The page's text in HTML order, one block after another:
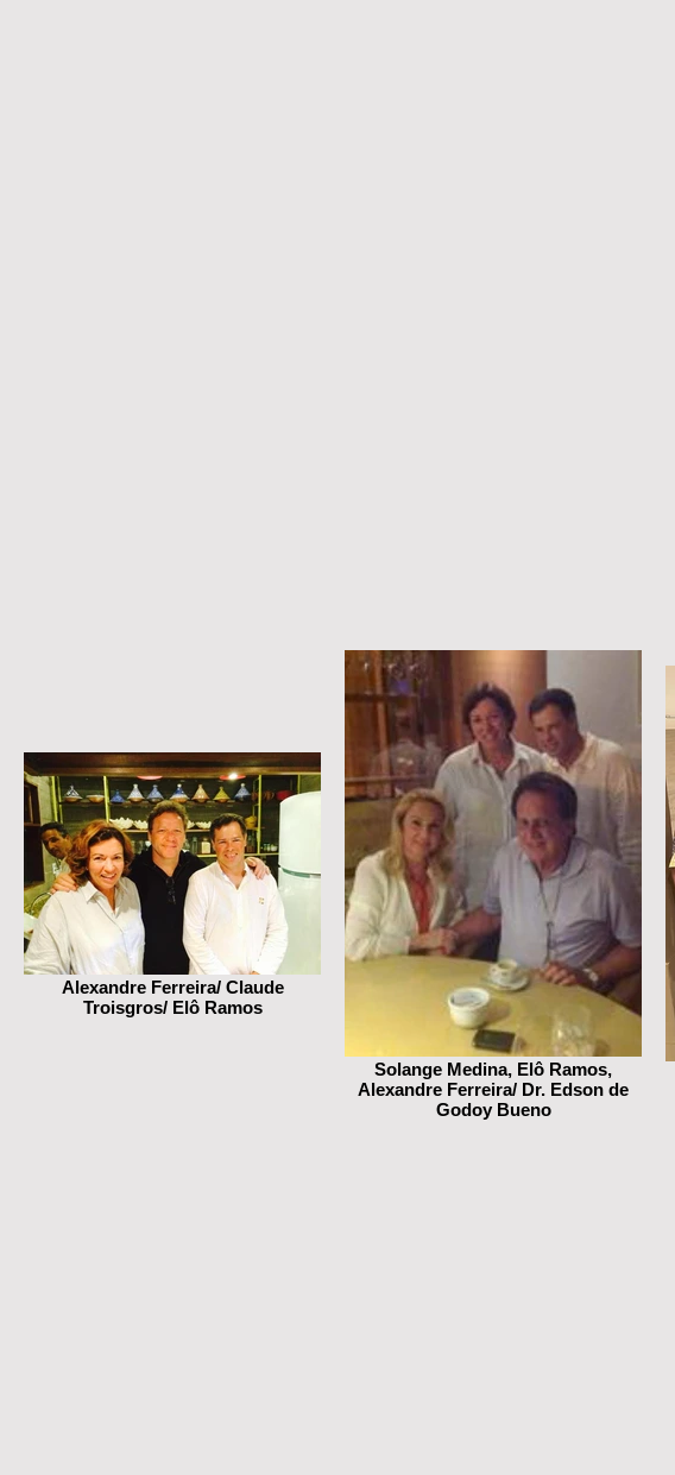
Alexandre Ferreira/ Claude
Troisgros/ Elô Ramos
Solange Medina, Elô Ramos,
Alexandre Ferreira/ Dr. Edson de
Godoy Bueno